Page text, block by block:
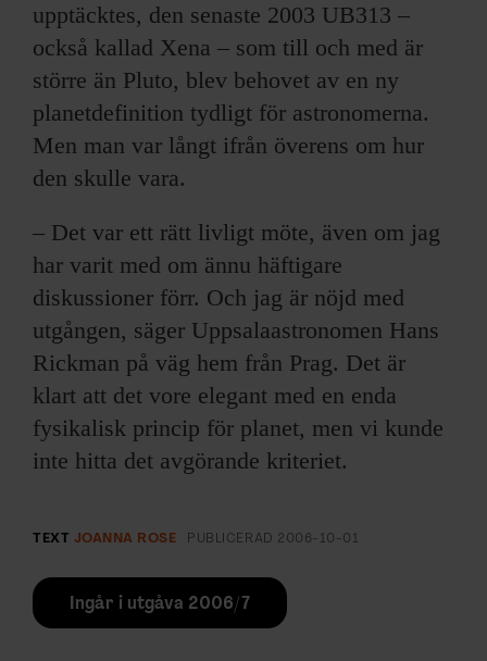
upptäcktes, den senaste 2003 UB313 –
också kallad Xena – som till och med är
större än Pluto, blev behovet av en ny
planetdefinition tydligt för astronomerna.
Men man var långt ifrån överens om hur
den skulle vara.
– Det var ett rätt livligt möte, även om jag
har varit med om ännu häftigare
diskussioner förr. Och jag är nöjd med
utgången, säger Uppsalaastronomen Hans
Rickman på väg hem från Prag. Det är
klart att det vore elegant med en enda
fysikalisk princip för planet, men vi kunde
inte hitta det avgörande kriteriet.
TEXT JOANNA ROSE PUBLICERAD 2006-10-01
Ingår i utgåva 2006/7